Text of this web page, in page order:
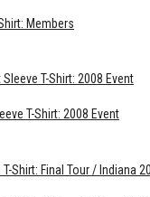
Members
T-Shirt: 2008 Event